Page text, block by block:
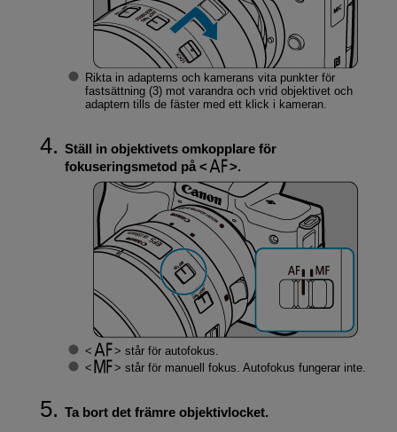
Rikta in adapterns och kamerans vita punkter för
fastsättning (3) mot varandra och vrid objektivet och
adaptern tills de fäster med ett klick i kameran.
Ställ in objektivets omkopplare för
fokuseringsmetod på
.
står för autofokus.
står för manuell fokus. Autofokus fungerar inte.
Ta bort det främre objektivlocket.